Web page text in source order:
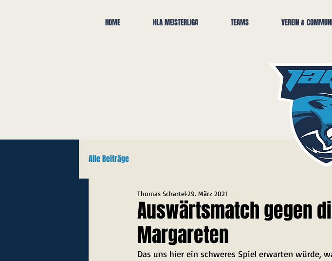
HOME HLA MEISTERLIGA TEAMS VEREIN &
Alle Beiträge
Auswärtsmatch gegen
Margareten
Thomas Schartel29. März 2021
Das uns hier ein schweres Spiel erwarten würde,